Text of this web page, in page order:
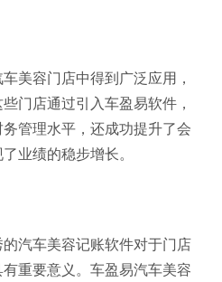
美容门店中得到广泛应用，
门店通过引入车盈易软件，
管理水平，还成功提升了会
业绩的稳步增长。
汽车美容记账软件对于门店
重要意义。车盈易汽车美容